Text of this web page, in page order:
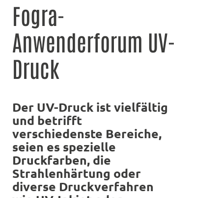
Fogra-
Anwenderforum UV-
Druck
Der UV-Druck ist vielfältig
und betrifft
verschiedenste Bereiche,
seien es spezielle
Druckfarben, die
Strahlenhärtung oder
diverse Druckverfahren